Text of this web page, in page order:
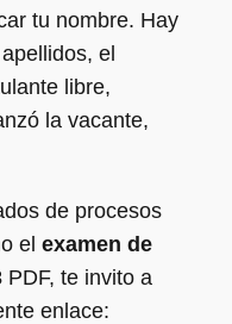
tu nombre. Hay
el
libre,
la vacante,
de procesos
el examen de
PDF, te invito a
enlace: